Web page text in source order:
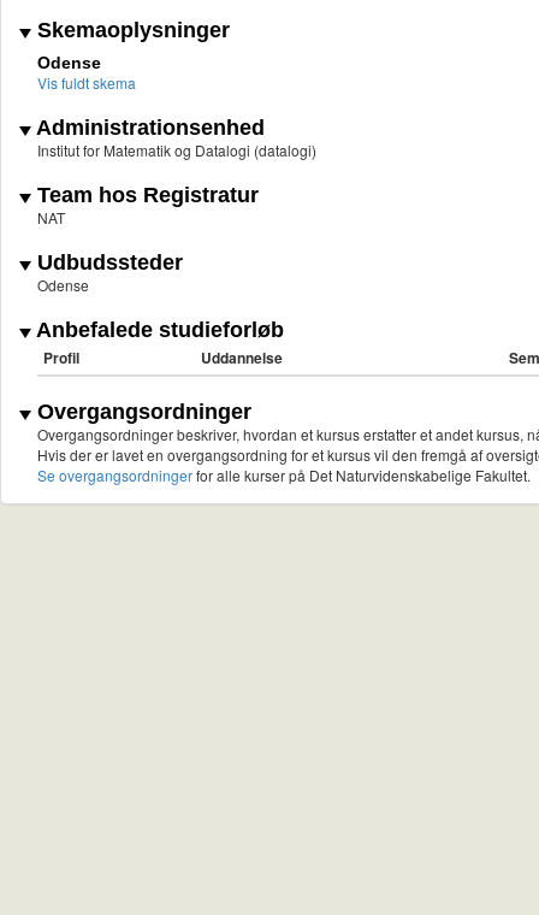
Skemaoplysninger
Odense
Vis fuldt skema
Administrationsenhed
Institut for Matematik og Datalogi (datalogi)
Team hos Registratur
NAT
Udbudssteder
Odense
Anbefalede studieforløb
Profil Uddannelse
Overgangsordninger
Overgangsordninger beskriver, hvordan et kursus erstatter et andet kursus,
Hvis der er lavet en overgangsordning for et kursus vil den fremgå af
Se overgangsordningerfor alle kurser på Det Naturvidenskabelige Fakultet.